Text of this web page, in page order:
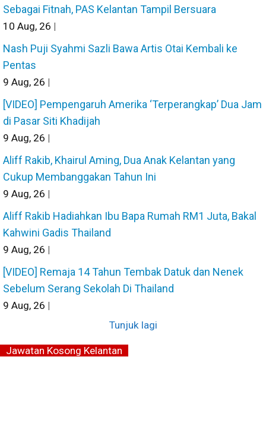
Sebagai Fitnah, PAS Kelantan Tampil Bersuara
10 Aug, 26 |
Nash Puji Syahmi Sazli Bawa Artis Otai Kembali ke
Pentas
9 Aug, 26 |
[VIDEO] Pempengaruh Amerika ‘Terperangkap’ Dua Jam
di Pasar Siti Khadijah
9 Aug, 26 |
Aliff Rakib, Khairul Aming, Dua Anak Kelantan yang
Cukup Membanggakan Tahun Ini
9 Aug, 26 |
Aliff Rakib Hadiahkan Ibu Bapa Rumah RM1 Juta, Bakal
Kahwini Gadis Thailand
9 Aug, 26 |
[VIDEO] Remaja 14 Tahun Tembak Datuk dan Nenek
Sebelum Serang Sekolah Di Thailand
9 Aug, 26 |
Tunjuk lagi
Jawatan Kosong Kelantan